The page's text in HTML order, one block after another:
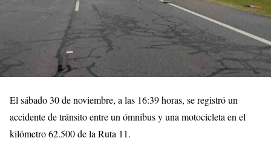
El sábado 30 de noviembre, a las 16:39 horas, se registró un
accidente de tránsito entre un ómnibus y una motocicleta en el
kilómetro 62.500 de la Ruta 11.